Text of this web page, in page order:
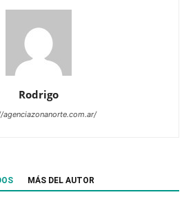
Rodrigo
MÁS DEL AUTOR